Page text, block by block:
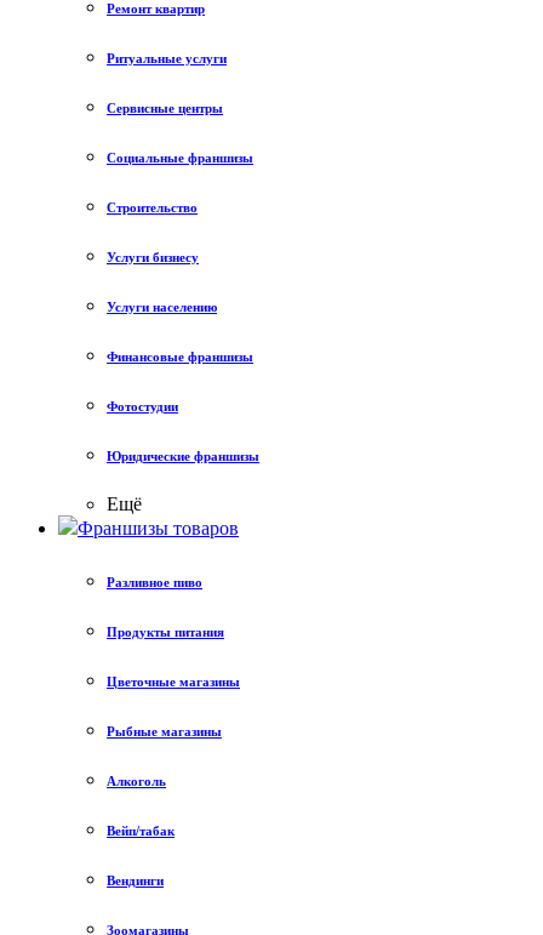
Ремонт квартир
Ритуальные услуги
Сервисные центры
Социальные франшизы
Строительство
Услуги бизнесу
Услуги населению
Финансовые франшизы
Фотостудии
Юридические франшизы
Ещё
Франшизы товаров
Разливное пиво
Продукты питания
Цветочные магазины
Рыбные магазины
Алкоголь
Вейп/табак
Вендинги
Зоомагазины